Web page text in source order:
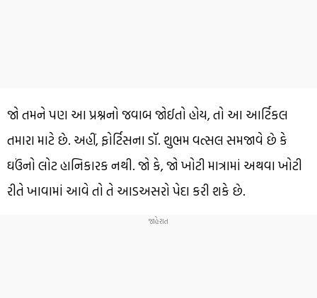
જો તમને પણ આ પ્રશ્નનો જવાબ જોઈતો હોય, તો આ આર્ટિકલ
તમારા માટે છે. અહીં, ફોર્ટિસના ડૉ. શુભમ વત્સલ સમજાવે છે કે
ઘઉંનો લોટ હાનિકારક નથી. જો કે, જો ખોટી માત્રામાં અથવા ખોટી
રીતે ખાવામાં આવે તો તે આડઅસરો પેદા કરી શકે છે.